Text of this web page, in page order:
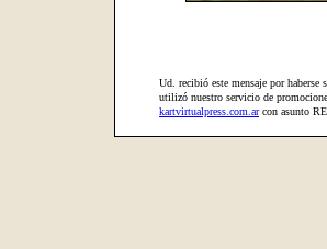
Ud. recibió este mensaje por
utilizó nuestro servicio de
kartvirtualpress.com.arcon asunto